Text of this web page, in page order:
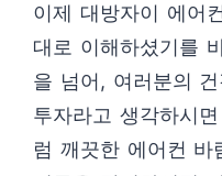
이제 대방자이 에어
대로 이해하셨기를
을 넘어, 여러분의
투자라고 생각하시
럼 깨끗한 에어컨